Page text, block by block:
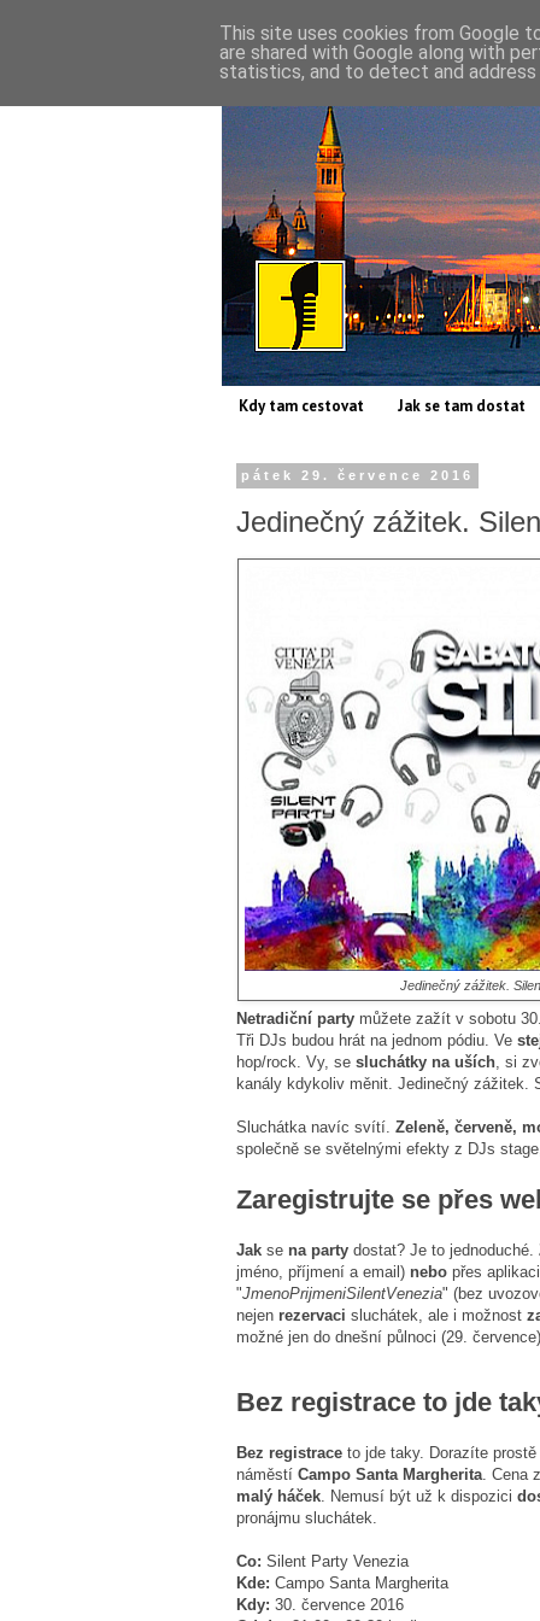
Kdy tam cestovat Jak se tam dostat
pátek 29. července 2016
Jedinečný zážitek.
Jedinečný zážitek.
Netradiční partymůžete zažít v sobotu
Tři DJs budou hrát na jednom pódiu. Ve
hop/rock. Vy, se sluchátky na uších, si
kanály kdykoliv měnit. Jedinečný zážitek.
Sluchátka navíc svítí. Zeleně, červeně,
společně se světelnými efekty z DJs
Zaregistrujte se přes
Jakse na partydostat? Je to jednoduché.
jméno, příjmení a email) nebopřes aplikaci
"JmenoPrijmeniSilentVenezia" (bez
nejen rezervaci sluchátek, ale i možnost
možné jen do dnešní půlnoci (29.
Bez registrace to jde
Bez registrace to jde taky. Dorazíte
náměstí Campo Santa Margherita. Cena
malý háček. Nemusí být už k dispozici
pronájmu sluchátek.
Co: Silent Party Venezia
Kde: Campo Santa Margherita
Kdy: 30. července 2016
This site uses cookies from Google
are shared with Google along with
statistics, and to detect and address